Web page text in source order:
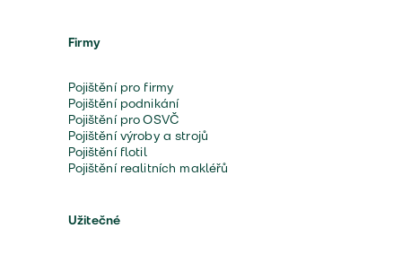
Firmy
Pojištění pro firmy
Pojištění podnikání
Pojištění pro OSVČ
Pojištění výroby a strojů
Pojištění flotil
Pojištění realitních makléřů
Užitečné